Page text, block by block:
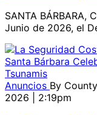
SANTA BÁRBARA,
Junio de 2026, el
Anuncios By
2026 | 2:19pm